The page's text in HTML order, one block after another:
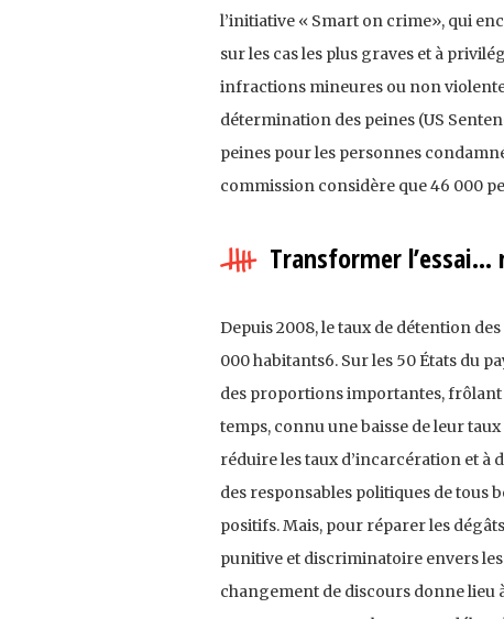
l’initiative « Smart on crime», qui
sur les cas les plus graves et à
infractions mineures ou non
détermination des peines (US
peines pour les personnes
commission considère que 46 000
Transformer l’essai…
Depuis 2008, le taux de détention
000 habitants6. Sur les 50 États du
des proportions importantes, frôlant
temps, connu une baisse de leur
réduire les taux d’incarcération et à
des responsables politiques de tous
positifs. Mais, pour réparer les
punitive et discriminatoire envers
changement de discours donne lieu